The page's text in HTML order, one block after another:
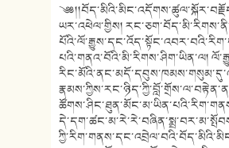
ཡར་འཕེལ་གྱིས།
པའི་གནའ་བོའི་མི་རིགས་ཤིག་ཡིན་ལ།